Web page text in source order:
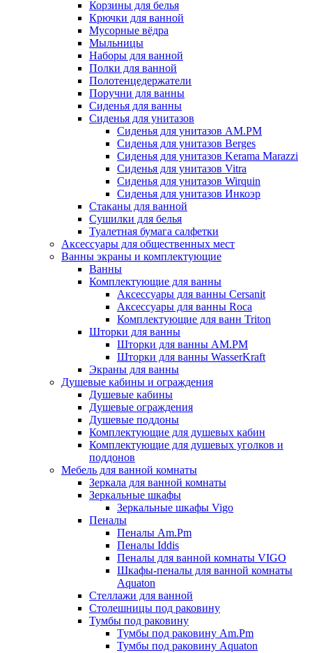
Корзины для белья
Крючки для ванной
Мусорные вёдра
Мыльницы
Наборы для ванной
Полки для ванной
Полотенцедержатели
Поручни для ванны
Сиденья для ванны
Сиденья для унитазов
Сиденья для унитазов AM.PM
Сиденья для унитазов Berges
Сиденья для унитазов Kerama Marazzi
Сиденья для унитазов Vitra
Сиденья для унитазов Wirquin
Сиденья для унитазов Инкоэр
Стаканы для ванной
Сушилки для белья
Туалетная бумага салфетки
Аксессуары для общественных мест
Ванны экраны и комплектующие
Ванны
Комплектующие для ванны
Аксессуары для ванны Cersanit
Аксессуары для ванны Roca
Комплектующие для ванн Triton
Шторки для ванны
Шторки для ванны AM.PM
Шторки для ванны WasserKraft
Экраны для ванны
Душевые кабины и ограждения
Душевые кабины
Душевые ограждения
Душевые поддоны
Комплектующие для душевых кабин
Комплектующие для душевых уголков и
поддонов
Мебель для ванной комнаты
Зеркала для ванной комнаты
Зеркальные шкафы
Зеркальные шкафы Vigo
Пеналы
Пеналы Am.Pm
Пеналы Iddis
Пеналы для ванной комнаты VIGO
Шкафы-пеналы для ванной комнаты
Aquaton
Стеллажи для ванной
Столешницы под раковину
Тумбы под раковину
Тумбы под раковину Am.Pm
Тумбы под раковину Aquaton